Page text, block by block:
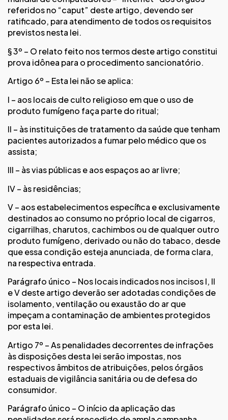
referidos no “caput” deste artigo, devendo ser
ratificado, para atendimento de todos os requisitos
previstos nesta lei.
§ 3º – O relato feito nos termos deste artigo constitui
prova idônea para o procedimento sancionatório.
Artigo 6º – Esta lei não se aplica:
I – aos locais de culto religioso em que o uso de
produto fumígeno faça parte do ritual;
II – às instituições de tratamento da saúde que tenham
pacientes autorizados a fumar pelo médico que os
assista;
III – às vias públicas e aos espaços ao ar livre;
IV – às residências;
V – aos estabelecimentos específica e exclusivamente
destinados ao consumo no próprio local de cigarros,
cigarrilhas, charutos, cachimbos ou de qualquer outro
produto fumígeno, derivado ou não do tabaco, desde
que essa condição esteja anunciada, de forma clara,
na respectiva entrada.
Parágrafo único – Nos locais indicados nos incisos I, II
e V deste artigo deverão ser adotadas condições de
isolamento, ventilação ou exaustão do ar que
impeçam a contaminação de ambientes protegidos
por esta lei.
Artigo 7º – As penalidades decorrentes de infrações
às disposições desta lei serão impostas, nos
respectivos âmbitos de atribuições, pelos órgãos
estaduais de vigilância sanitária ou de defesa do
consumidor.
Parágrafo único – O início da aplicação das